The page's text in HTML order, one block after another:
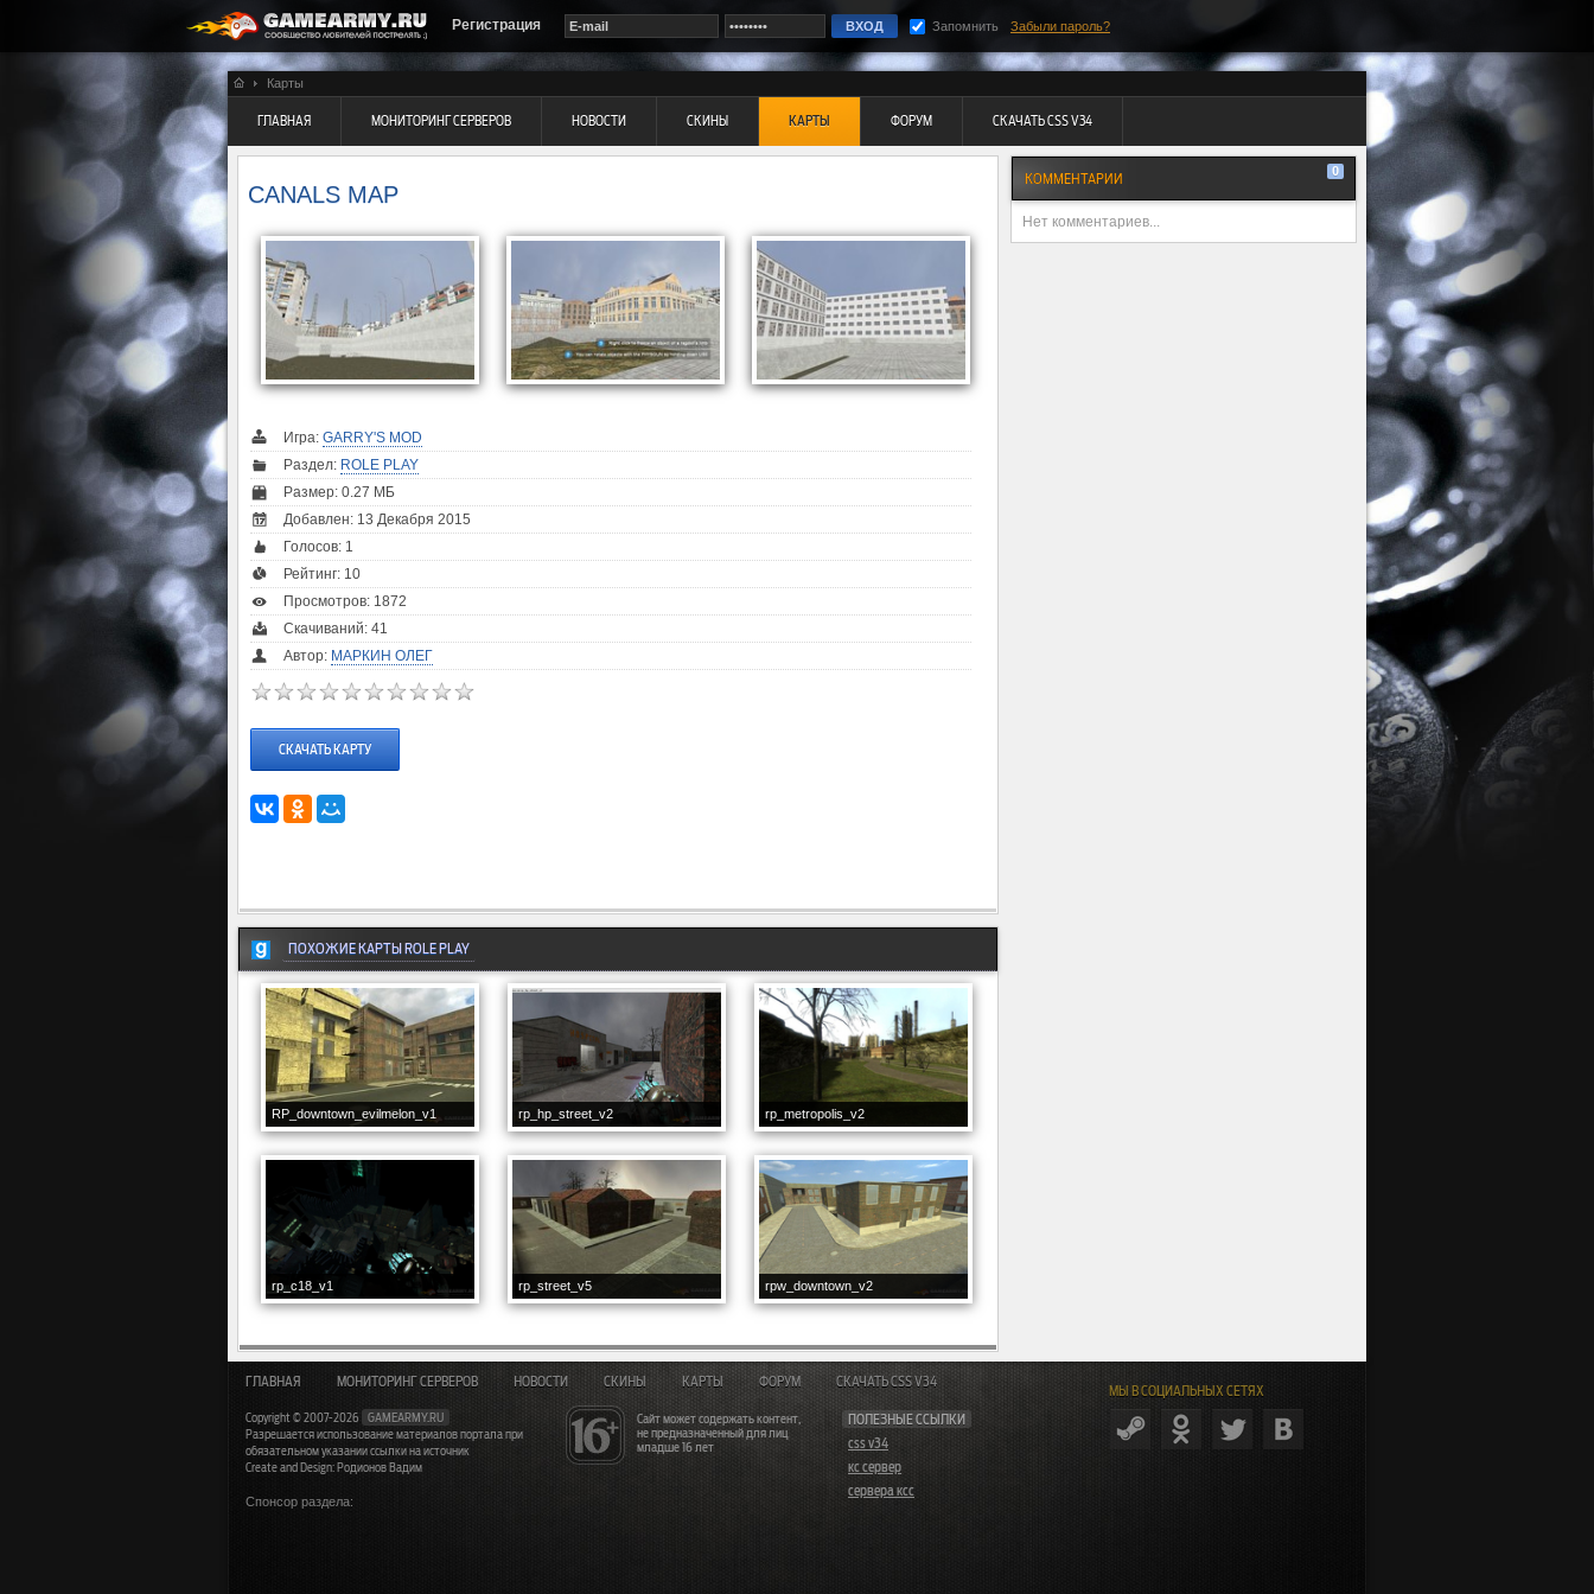
Регистрация Запомнить Забыли пароль?
Карты
ГЛАВНАЯ МОНИТОРИНГ СЕРВЕРОВ НОВОСТИ СКИНЫ КАРТЫ ФОРУМ СКАЧАТЬ CSS V34
CANALS MAP
Игра: GARRY'S MOD
Раздел: ROLE PLAY
Размер: 0.27 МБ
Добавлен: 13 Декабря 2015
Голосов: 1
Рейтинг: 10
Просмотров: 1872
Скачиваний: 41
Автор: МАРКИН ОЛЕГ
СКАЧАТЬ КАРТУ
ПОХОЖИЕ КАРТЫ ROLE PLAY
RP_downtown_evilmelon_v1 rp_hp_street_v2 rp_metropolis_v2
rp_c18_v1 rp_street_v5 rpw_downtown_v2
КОММЕНТАРИИ 0
Нет комментариев...
МЫ В СОЦИАЛЬНЫХ СЕТЯХ
Сайт может содержать контент,
не предназначенный для лиц
младше 16 лет
ПОЛЕЗНЫЕ ССЫЛКИ
css v34
кс сервер
сервера ксс
ГЛАВНАЯ МОНИТОРИНГ СЕРВЕРОВ НОВОСТИ СКИНЫ КАРТЫ ФОРУМ СКАЧАТЬ CSS V34
Copyright © 2007-2026
GAMEARMY.RU
Разрешается использование материалов портала при
обязательном указании ссылки на источник
Create and Design: Родионов Вадим
Спонсор раздела: